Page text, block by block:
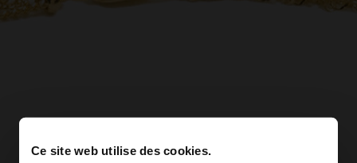
Ce site web utilise des cookies.